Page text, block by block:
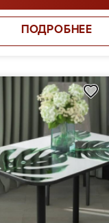
ПОДРОБНЕЕ